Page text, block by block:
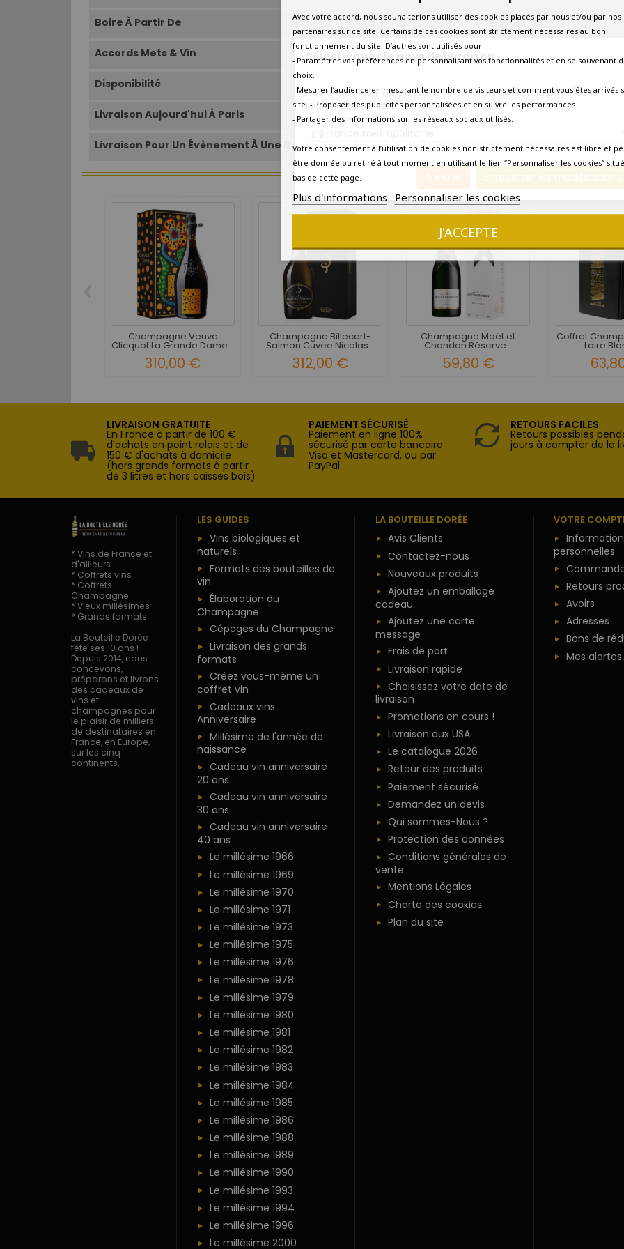
Sélectionnez le pays de livraison
Nos prix et les frais peuvent varier en fonction du pays/de la
région de livraison.
Annuler Enregistrer les modifications
Boire À Partir De Aujourd'hui
Accords Mets & Vin
Disponibilité Livraison dans la journée
Livraison Aujourd'hui À Paris Oui - Commande jusqu'à
Livraison Pour Un Évènement À Une Date Précise Oui
10 AUTRES PRODUITS DANS LA MÊME CATÉGORIE :
Champagne Veuve
Clicquot La Grande Dame...
310,00 €
Champagne Billecart-
Salmon Cuvee Nicolas...
312,00 €
Champagne Moët et
Chandon Réserve...
59,80 €
Coffret
Loire
LIVRAISON GRATUITE
En France à partir de 100 €
d'achats en point relais et de
150 € d'achats à domicile
(hors grands formats à partir
de 3 litres et hors caisses bois)
PAIEMENT SÉCURISÉ
Paiement en ligne 100%
sécurisé par carte bancaire
Visa et Mastercard, ou par
PayPal
RETOURS FACILES
Retours possibles
jours à compter de la
* Vins de France et
d'ailleurs
* Coffrets vins
* Coffrets
Champagne
* Vieux millésimes
* Grands formats
La Bouteille Dorée
fête ses 10 ans !
Depuis 2014, nous
concevons,
préparons et livrons
des cadeaux de
vins et
champagnes pour
le plaisir de milliers
de destinataires en
France, en Europe,
sur les cinq
continents.
LES GUIDES
Vins biologiques et
naturels
Formats des bouteilles de
vin
Élaboration du
Champagne
Cépages du Champagne
Livraison des grands
formats
Créez vous-même un
coffret vin
Cadeaux vins
Anniversaire
Millésime de l'année de
naissance
Cadeau vin anniversaire
20 ans
Cadeau vin anniversaire
30 ans
Cadeau vin anniversaire
40 ans
Le millésime 1966
Le millésime 1969
Le millésime 1970
Le millésime 1971
Le millésime 1973
Le millésime 1975
Le millésime 1976
Le millésime 1978
Le millésime 1979
Le millésime 1980
Le millésime 1981
Le millésime 1982
Le millésime 1983
Le millésime 1984
Le millésime 1985
Le millésime 1986
Le millésime 1988
Le millésime 1989
Le millésime 1990
Le millésime 1993
Le millésime 1994
Le millésime 1996
Le millésime 2000
LA BOUTEILLE DORÉE
Avis Clients
Contactez-nous
Nouveaux produits
Ajoutez un emballage
cadeau
Ajoutez une carte
message
Frais de port
Livraison rapide
Choisissez votre date de
livraison
Promotions en cours !
Livraison aux USA
Le catalogue 2026
Retour des produits
Paiement sécurisé
Demandez un devis
Qui sommes-Nous ?
Protection des données
Conditions générales de
vente
Mentions Légales
Charte des cookies
Plan du site
VOTRE
personnelles
Retours
Avoirs
Adresses
Bons de
Mes alertes
Avec votre accord, nous souhaiterions utiliser des cookies placés par nous et/ou par nos
partenaires sur ce site. Certains de ces cookies sont strictement nécessaires au bon
fonctionnement du site. D’autres sont utilisés pour :
- Paramétrer vos préférences en personnalisant vos fonctionnalités et en se souvenant
choix.
- Mesurer l’audience en mesurant le nombre de visiteurs et comment vous êtes arrivés
site. - Proposer des publicités personnalisées et en suivre les performances.
- Partager des informations sur les réseaux sociaux utilisés.
Votre consentement à l’utilisation de cookies non strictement nécessaires est libre et
être donnée ou retiré à tout moment en utilisant le lien “Personnaliser les cookies”
bas de cette page.
Plus d'informations Personnaliser les cookies
J'ACCEPTE